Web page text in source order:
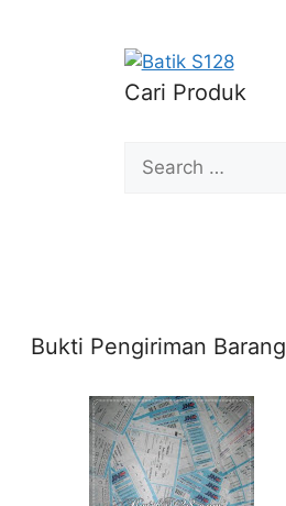
Cari Produk
Search
for:
Bukti Pengiriman Barang